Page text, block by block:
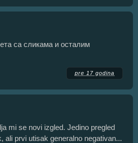
са сликама и осталим
pre 17 godina
mi se novi izgled. Jedino pregled
ali prvi utisak generalno negativan...